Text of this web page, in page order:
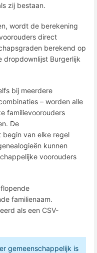
zij bestaan.
wordt de berekening
direct
berekend op
dropdownlijst Burgerlijk
bij meerdere
– worden alle
familievoorouders
De
van elke regel
kunnen
voorouders
familienaam.
als een CSV-
gemeenschappelijk is